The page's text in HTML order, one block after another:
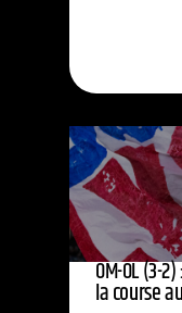
OM-OL (3-
la course